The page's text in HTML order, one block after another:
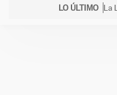
LO ÚLTIMO La